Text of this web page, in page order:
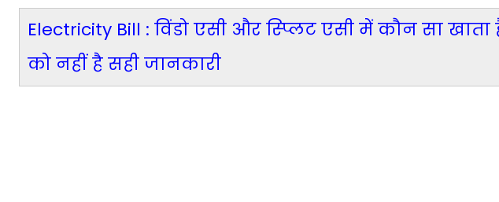
Electricity Bill : विंडो एसी और स्प्लिट एसी में कौन सा
को नहीं है सही जानकारी